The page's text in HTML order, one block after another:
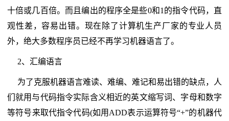
十倍或几百倍。而且编出的程序全是些0和1的指令代码，直
观性差，容易出错。现在除了计算机生产厂家的专业人员
外，绝大多数程序员已经不再学习机器语言了。
2、汇编语言
为了克服机器语言难读、难编、难记和易出错的缺点，人
们就用与代码指令实际含义相近的英文缩写词、字母和数字
等符号来取代指令代码(如用ADD表示运算符号“+”的机器代